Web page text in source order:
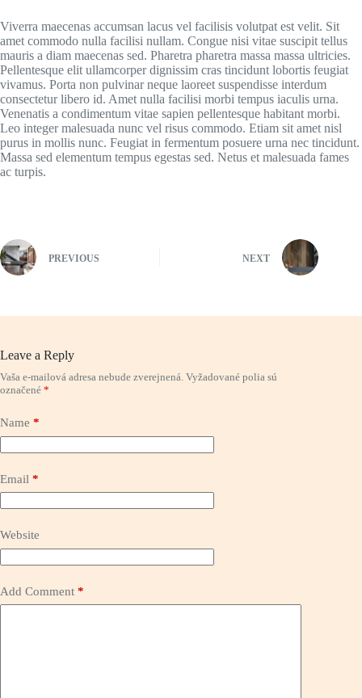
Viverra maecenas accumsan lacus vel facilisis volutpat est velit. Sit
amet commodo nulla facilisi nullam. Congue nisi vitae suscipit tellus
mauris a diam maecenas sed. Pharetra pharetra massa massa ultricies.
Pellentesque elit ullamcorper dignissim cras tincidunt lobortis feugiat
vivamus. Porta non pulvinar neque laoreet suspendisse interdum
consectetur libero id. Amet nulla facilisi morbi tempus iaculis urna.
Venenatis a condimentum vitae sapien pellentesque habitant morbi.
Leo integer malesuada nunc vel risus commodo. Etiam sit amet nisl
purus in mollis nunc. Feugiat in fermentum posuere urna nec tincidunt.
Massa sed elementum tempus egestas sed. Netus et malesuada fames
ac turpis.
PREVIOUS NEXT
Leave a Reply
Vaša e-mailová adresa nebude zverejnená. Vyžadované polia sú
označené *
Name *
Email *
Website
Add Comment *